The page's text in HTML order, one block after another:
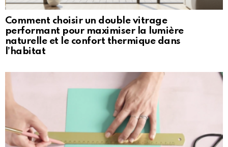
Comment choisir un double vitrage
performant pour maximiser la lumière
naturelle et le confort thermique dans
l’habitat